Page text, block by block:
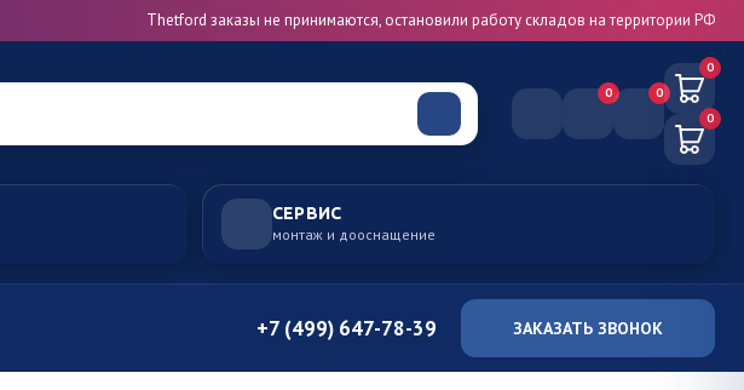
Thetford заказы не принимаются, остановили работу складов на территории РФ
0 0
0
0
СЕРВИС
монтаж и дооснащение
+7 (499) 647-78-39 ЗАКАЗАТЬ ЗВОНОК